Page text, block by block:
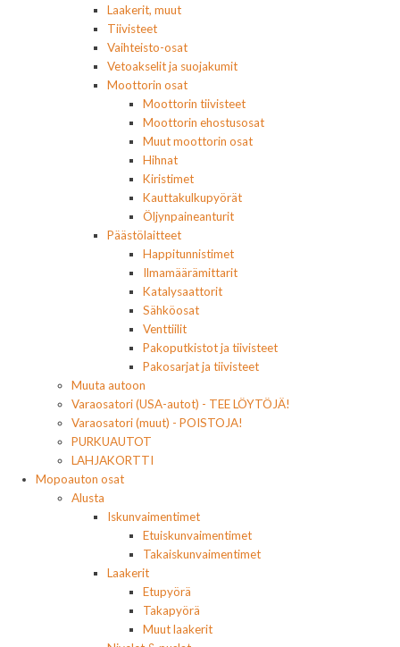
Laakerit, muut
Tiivisteet
Vaihteisto-osat
Vetoakselit ja suojakumit
Moottorin osat
Moottorin tiivisteet
Moottorin ehostusosat
Muut moottorin osat
Hihnat
Kiristimet
Kauttakulkupyörät
Öljynpaineanturit
Päästölaitteet
Happitunnistimet
Ilmamäärämittarit
Katalysaattorit
Sähköosat
Venttiilit
Pakoputkistot ja tiivisteet
Pakosarjat ja tiivisteet
Muuta autoon
Varaosatori (USA-autot) - TEE LÖYTÖJÄ!
Varaosatori (muut) - POISTOJA!
PURKUAUTOT
LAHJAKORTTI
Mopoauton osat
Alusta
Iskunvaimentimet
Etuiskunvaimentimet
Takaiskunvaimentimet
Laakerit
Etupyörä
Takapyörä
Muut laakerit